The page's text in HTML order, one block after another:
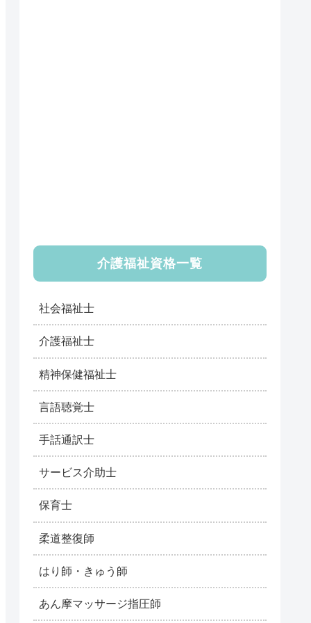
介護福祉資格一覧
社会福祉士
介護福祉士
精神保健福祉士
言語聴覚士
手話通訳士
サービス介助士
保育士
柔道整復師
はり師・きゅう師
あん摩マッサージ指圧師